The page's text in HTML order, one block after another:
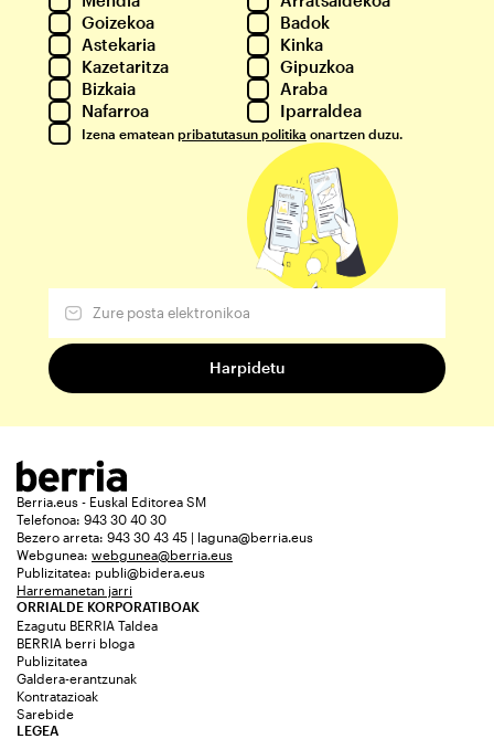
Goizekoa
Badok
Astekaria
Kinka
Kazetaritza
Gipuzkoa
Bizkaia
Araba
Nafarroa
Iparraldea
Izena ematean pribatutasun politika onartzen duzu.
Berria.eus - Euskal Editorea SM
Telefonoa: 943 30 40 30
Bezero arreta: 943 30 43 45 | laguna@berria.eus
Webgunea: webgunea@berria.eus
Publizitatea: publi@bidera.eus
Harremanetan jarri
ORRIALDE KORPORATIBOAK
Ezagutu BERRIA Taldea
BERRIA berri bloga
Publizitatea
Galdera-erantzunak
Kontratazioak
Sarebide
LEGEA